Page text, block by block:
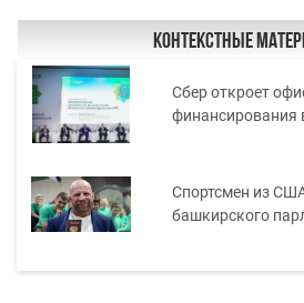
Контекстные
Сбер откроет
финансирования
Спортсмен из
башкирского